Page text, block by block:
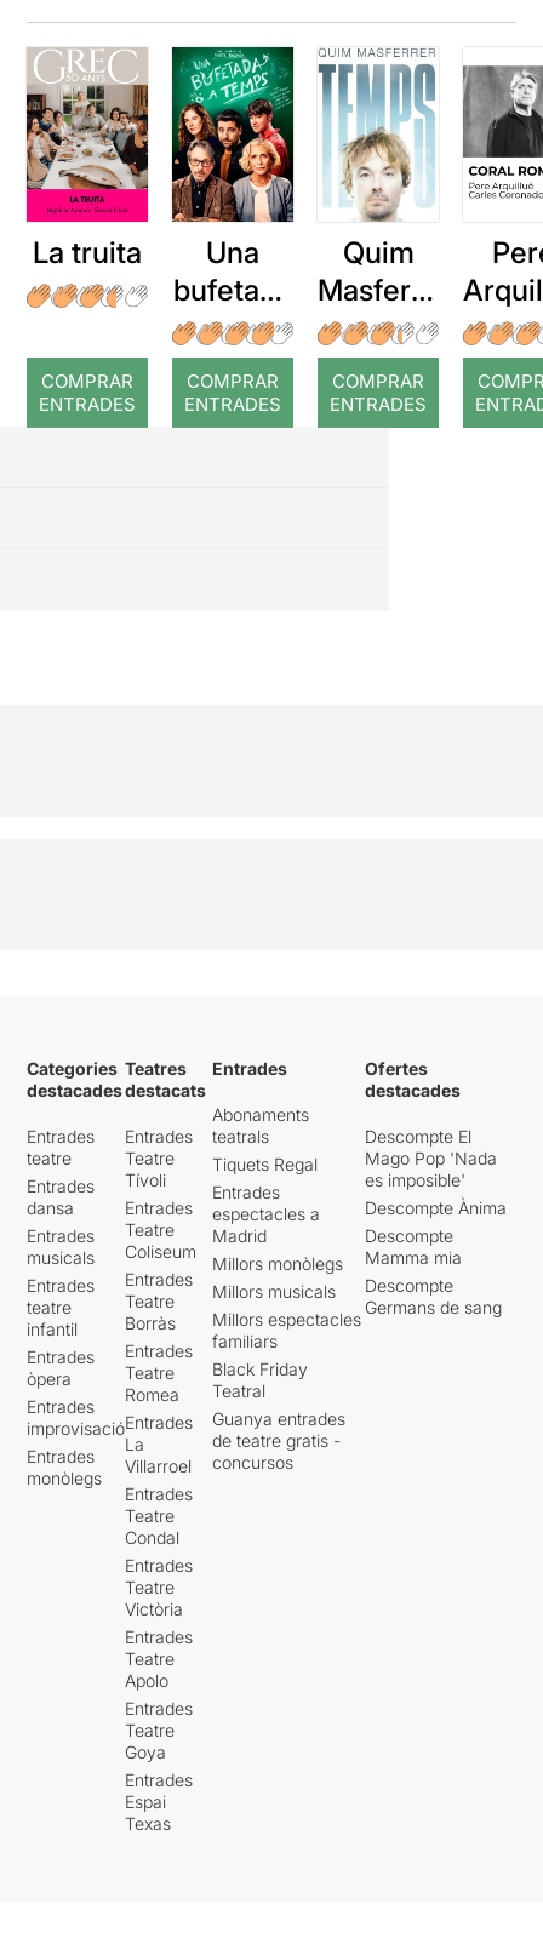
La truita
COMPRAR
ENTRADES
Una
bufetada
a temps
COMPRAR
ENTRADES
Quim
Masferre
r: Temps
COMPRAR
ENTRADES
:
Categories
destacades
Entrades
teatre
Entrades
dansa
Entrades
musicals
Entrades
teatre
infantil
Entrades
òpera
Entrades
improvisació
Entrades
monòlegs
Teatres
destacats
Entrades
Teatre
Tívoli
Entrades
Teatre
Coliseum
Entrades
Teatre
Borràs
Entrades
Teatre
Romea
Entrades
La
Villarroel
Entrades
Teatre
Condal
Entrades
Teatre
Victòria
Entrades
Teatre
Apolo
Entrades
Teatre
Goya
Entrades
Espai
Texas
Entrades
Abonaments
teatrals
Tiquets Regal
Entrades
espectacles a
Madrid
Millors monòlegs
Millors musicals
Millors espectacles
familiars
Black Friday
Teatral
Guanya entrades
de teatre gratis -
concursos
Ofertes
destacades
Descompte El
Mago Pop 'Nada
es imposible'
Descompte Ànima
Descompte
Mamma mia
Descompte
Germans de sang